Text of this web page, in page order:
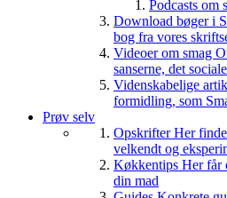
Podcasts om
Download bøger i
bog fra vores
Videoer om smag
sanserne, det
Videnskabelige
formidling, som
Prøv selv
OpskrifterHer
velkendt og
Køkkentips Her får
din mad